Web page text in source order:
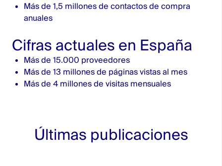
Más de 1,5 millones de contactos de compra
anuales
Cifras actuales en España
Más de 15.000 proveedores
Más de 13 millones de páginas vistas al mes
Más de 4 millones de visitas mensuales
Últimas publicaciones